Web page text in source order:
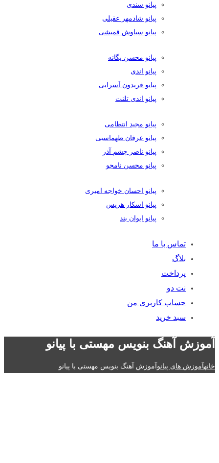
پیانو سندی
پیانو شادمهر عقیلی
پیانو سیاوش قمیشی
پیانو محسن یگانه
پیانو اندی
پیانو فریدون آسرایی
پیانو اندی تلنت
پیانو مجید انتظامی
پیانو عرفان طهماسبی
پیانو ناصر چشم آذر
پیانو محسن نامجو
پیانو احسان خواجه امیری
پیانو اسکار هریس
پیانو ایوان بند
تماس با ما
بلاگ
پرداخت
نت دو
حساب کاربری من
سبد خرید
آموزش آهنگ بنویس مهستی با پیانو
خانهآموزش های پیانوآموزش آهنگ بنویس مهستی با پیانو